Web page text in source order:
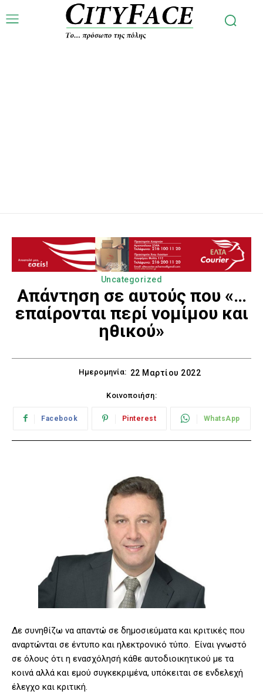
Uncategorized
Απάντηση σε αυτούς που «…
επαίρονται περί νομίμου και
ηθικού»
Ημερομηνία: 22 Μαρτίου 2022
Κοινοποιήση:
Facebook Pinterest WhatsApp
Δε συνηθίζω να απαντώ σε δημοσιεύματα και κριτικές που
αναρτώνται σε έντυπο και ηλεκτρονικό τύπο. Είναι γνωστό
σε όλους ότι η ενασχόλησή κάθε αυτοδιοικητικού με τα
κοινά αλλά και εμού συγκεκριμένα, υπόκειται σε ενδελεχή
έλεγχο και κριτική.